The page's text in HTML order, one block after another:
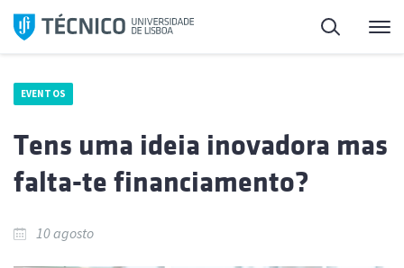
Saltar
para
Pesquisa
EVENTOS
Tens uma ideia inovadora mas
falta-te financiamento?
10 agosto